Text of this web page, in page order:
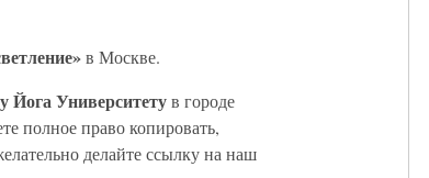
в Москве.
Йога Университетув городе
полное право копировать,
делайте ссылку на наш